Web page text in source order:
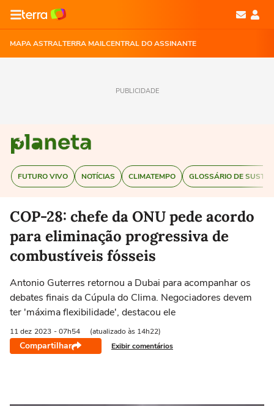
MAPA ASTRALTERRA MAILCENTRAL DO ASSINANTE
PUBLICIDADE
FUTURO VIVO NOTÍCIAS CLIMATEMPO GLOSSÁRIO DE
COP-28: chefe da ONU pede acordo
para eliminação progressiva de
combustíveis fósseis
Antonio Guterres retornou a Dubai para acompanhar os
debates finais da Cúpula do Clima. Negociadores devem
ter 'máxima flexibilidade', destacou ele
11 dez 2023 - 07h54 (atualizado às 14h22)
Compartilhar Exibir comentários